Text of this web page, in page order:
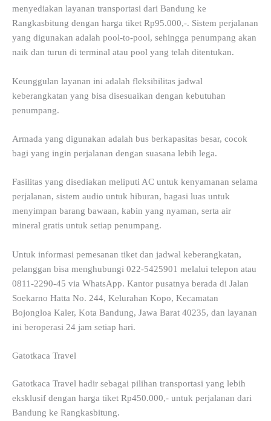
menyediakan layanan transportasi dari Bandung ke
Rangkasbitung dengan harga tiket Rp95.000,-. Sistem perjalanan
yang digunakan adalah pool-to-pool, sehingga penumpang akan
naik dan turun di terminal atau pool yang telah ditentukan.
Keunggulan layanan ini adalah fleksibilitas jadwal
keberangkatan yang bisa disesuaikan dengan kebutuhan
penumpang.
Armada yang digunakan adalah bus berkapasitas besar, cocok
bagi yang ingin perjalanan dengan suasana lebih lega.
Fasilitas yang disediakan meliputi AC untuk kenyamanan selama
perjalanan, sistem audio untuk hiburan, bagasi luas untuk
menyimpan barang bawaan, kabin yang nyaman, serta air
mineral gratis untuk setiap penumpang.
Untuk informasi pemesanan tiket dan jadwal keberangkatan,
pelanggan bisa menghubungi 022-5425901 melalui telepon atau
0811-2290-45 via WhatsApp. Kantor pusatnya berada di Jalan
Soekarno Hatta No. 244, Kelurahan Kopo, Kecamatan
Bojongloa Kaler, Kota Bandung, Jawa Barat 40235, dan layanan
ini beroperasi 24 jam setiap hari.
Gatotkaca Travel
Gatotkaca Travel hadir sebagai pilihan transportasi yang lebih
eksklusif dengan harga tiket Rp450.000,- untuk perjalanan dari
Bandung ke Rangkasbitung.